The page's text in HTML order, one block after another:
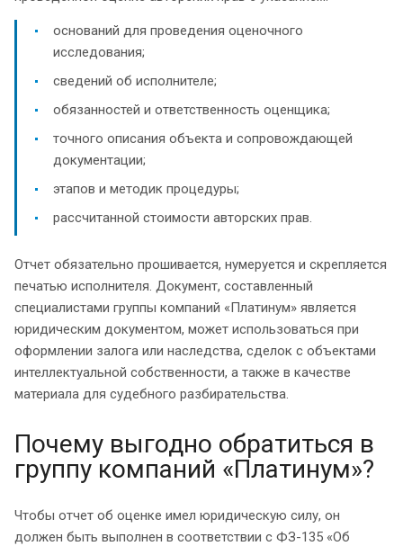
оснований для проведения оценочного
исследования;
сведений об исполнителе;
обязанностей и ответственность оценщика;
точного описания объекта и сопровождающей
документации;
этапов и методик процедуры;
рассчитанной стоимости авторских прав.
Отчет обязательно прошивается, нумеруется и скрепляется
печатью исполнителя. Документ, составленный
специалистами группы компаний «Платинум» является
юридическим документом, может использоваться при
оформлении залога или наследства, сделок с объектами
интеллектуальной собственности, а также в качестве
материала для судебного разбирательства.
Почему выгодно обратиться в
группу компаний «Платинум»?
Чтобы отчет об оценке имел юридическую силу, он
должен быть выполнен в соответствии с ФЗ-135 «Об